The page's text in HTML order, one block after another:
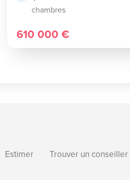
chambres
610 000 €
Estimer Trouver un conseiller